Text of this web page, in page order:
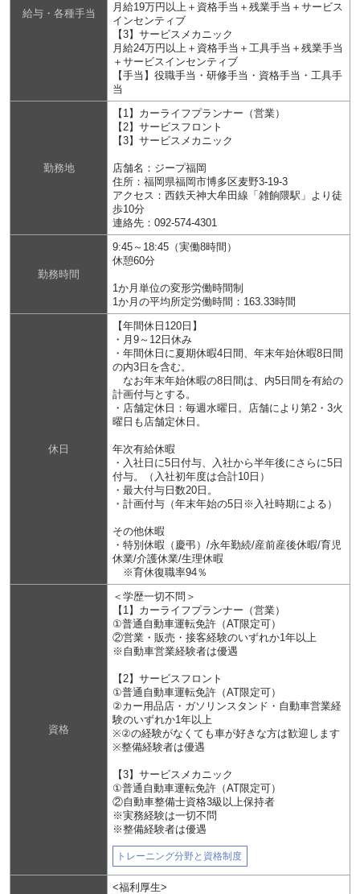
給与・各種手当
月給19万円以上＋資格手当＋残業手当＋サービス
インセンティブ
【3】サービスメカニック
月給24万円以上＋資格手当＋工具手当＋残業手当
＋サービスインセンティブ
【手当】役職手当・研修手当・資格手当・工具手
当
勤務地
【1】カーライフプランナー（営業）
【2】サービスフロント
【3】サービスメカニック
店舗名：ジープ福岡
住所：福岡県福岡市博多区麦野3-19-3
アクセス：西鉄天神大牟田線「雑餉隈駅」より徒
歩10分
連絡先：092-574-4301
勤務時間
9:45～18:45（実働8時間）
休憩60分
1か月単位の変形労働時間制
1か月の平均所定労働時間：163.33時間
休日
【年間休日120日】
・月9～12日休み
・年間休日に夏期休暇4日間、年末年始休暇8日間
の内3日を含む。
なお年末年始休暇の8日間は、内5日間を有給の
計画付与とする。
・店舗定休日：毎週水曜日。店舗により第2・3火
曜日も店舗定休日。
年次有給休暇
・入社日に5日付与、入社から半年後にさらに5日
付与。（入社初年度は合計10日）
・最大付与日数20日。
・計画付与（年末年始の5日※入社時期による）
その他休暇
・特別休暇（慶弔）/永年勤続/産前産後休暇/育児
休業/介護休業/生理休暇
※育休復職率94％
資格
＜学歴一切不問＞
【1】カーライフプランナー（営業）
①普通自動車運転免許（AT限定可）
②営業・販売・接客経験のいずれか1年以上
※自動車営業経験者は優遇
【2】サービスフロント
①普通自動車運転免許（AT限定可）
②カー用品店・ガソリンスタンド・自動車営業経
験のいずれか1年以上
※②の経験がなくても車が好きな方は歓迎します
※整備経験者は優遇
【3】サービスメカニック
①普通自動車運転免許（AT限定可）
②自動車整備士資格3級以上保持者
※実務経験は一切不問
※整備経験者は優遇
トレーニング分野と資格制度
<福利厚生>